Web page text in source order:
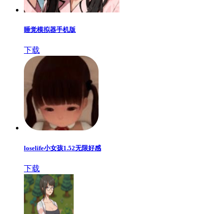
睡觉模拟器手机版
下载
loselife小女孩1.52无限好感
下载